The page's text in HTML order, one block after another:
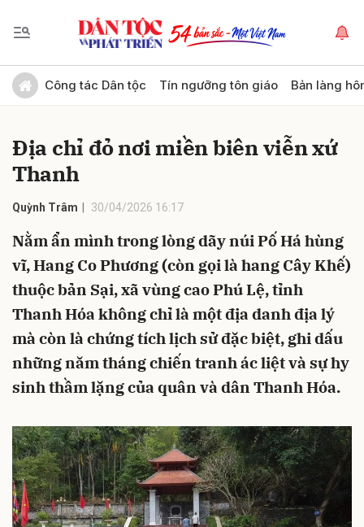
Công tác Dân tộc Tín ngưỡng tôn giáo Bản làng
Địa chỉ đỏ nơi miền biên viễn xứ
Thanh
Quỳnh Trâm 30/04/2026 16:17
Nằm ẩn mình trong lòng dãy núi Pố Há hùng
vĩ, Hang Co Phương (còn gọi là hang Cây Khế)
thuộc bản Sại, xã vùng cao Phú Lệ, tỉnh
Thanh Hóa không chỉ là một địa danh địa lý
mà còn là chứng tích lịch sử đặc biệt, ghi dấu
những năm tháng chiến tranh ác liệt và sự hy
sinh thầm lặng của quân và dân Thanh Hóa.
Gửi bình luận
Hủy Gửi